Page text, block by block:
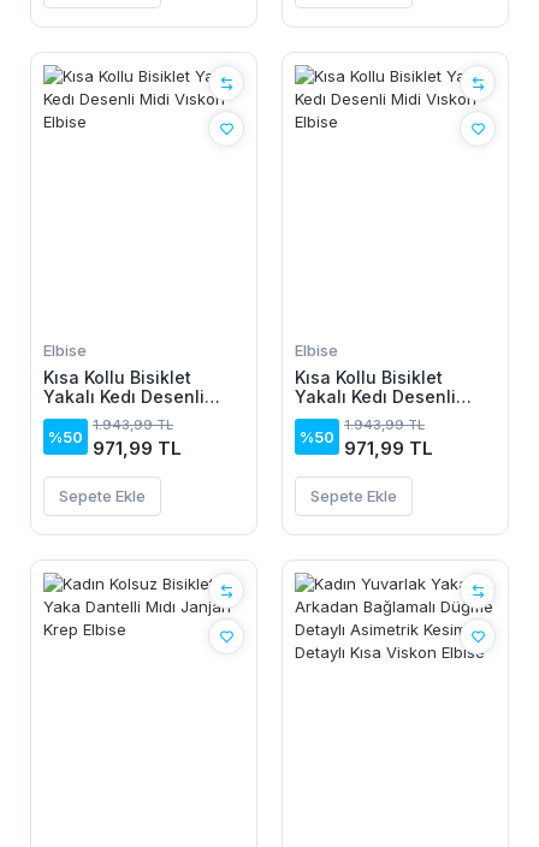
Elbise
Kısa Kollu Bisiklet
Yakalı Kedı Desenli
Midi Vıskon Elbise
%50
1.943,99 TL
971,99 TL
Sepete Ekle
Elbise
Kısa Kollu Bisiklet
Yakalı Kedı Desenli
Midi Vıskon Elbise
%50
1.943,99 TL
971,99 TL
Sepete Ekle